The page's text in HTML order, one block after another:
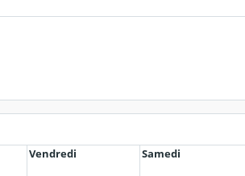
Vendredi Samedi